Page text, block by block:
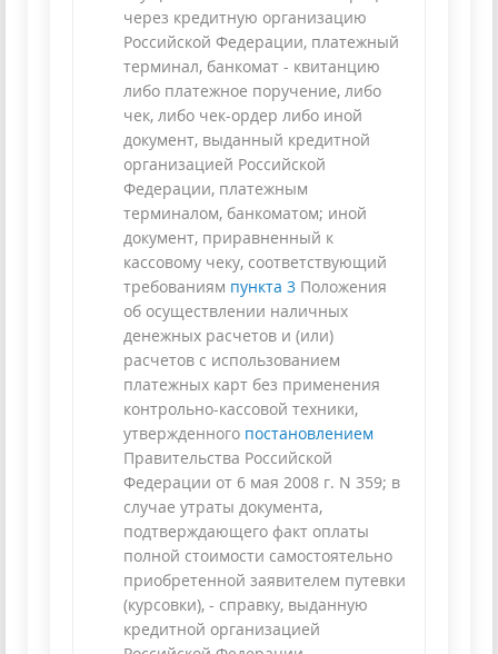
через кредитную организацию
Российской Федерации, платежный
терминал, банкомат - квитанцию
либо платежное поручение, либо
чек, либо чек-ордер либо иной
документ, выданный кредитной
организацией Российской
Федерации, платежным
терминалом, банкоматом; иной
документ, приравненный к
кассовому чеку, соответствующий
требованиям пункта 3 Положения
об осуществлении наличных
денежных расчетов и (или)
расчетов с использованием
платежных карт без применения
контрольно-кассовой техники,
утвержденного постановлением
Правительства Российской
Федерации от 6 мая 2008 г. N 359; в
случае утраты документа,
подтверждающего факт оплаты
полной стоимости самостоятельно
приобретенной заявителем путевки
(курсовки), - справку, выданную
кредитной организацией